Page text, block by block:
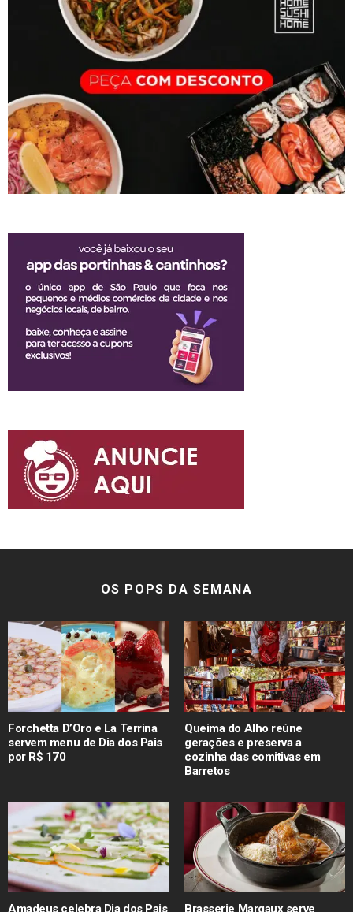
OS POPS DA SEMANA
Forchetta D’Oro e La Terrina
servem menu de Dia dos Pais
por R$ 170
Queima do Alho reúne
gerações e preserva a
cozinha das comitivas em
Barretos
Amadeus celebra Dia dos Pais
Brasserie Margaux serve